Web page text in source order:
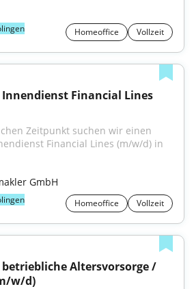
Homeoffice Vollzeit
Financial Lines
Financial Lines (m/w/d) in
GmbH
Homeoffice Vollzeit
Altersvorsorge /
w/d)